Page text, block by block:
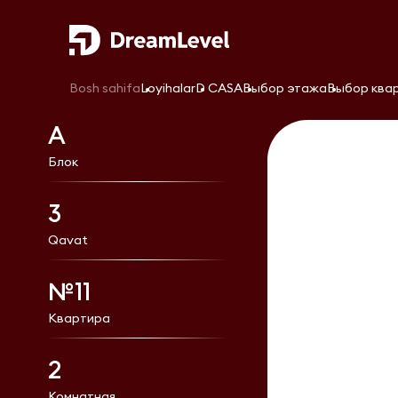
Bosh sahifaLoyihalarD CASAВыбор этажаВыбор
А
Блок
3
Qavat
№11
Квартира
2